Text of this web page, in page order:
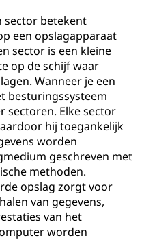
sector betekent
een opslagapparaat
sector is een kleine
op de schijf waar
Wanneer je een
besturingssysteem
sectoren. Elke sector
hij toegankelijk
worden
geschreven met
methoden.
opslag zorgt voor
van gegevens,
van het
worden